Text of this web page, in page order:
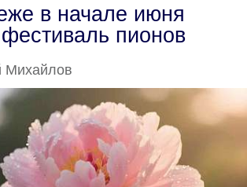
в начале июня
пионов
Михайлов